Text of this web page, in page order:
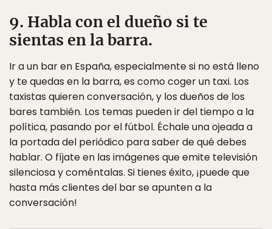
9. Habla con el dueño si te
sientas en la barra.
Ir a un bar en España, especialmente si no está lleno
y te quedas en la barra, es como coger un taxi. Los
taxistas quieren conversación, y los dueños de los
bares también. Los temas pueden ir del tiempo a la
política, pasando por el fútbol. Échale una ojeada a
la portada del periódico para saber de qué debes
hablar. O fíjate en las imágenes que emite televisión
silenciosa y coméntalas. Si tienes éxito, ¡puede que
hasta más clientes del bar se apunten a la
conversación!